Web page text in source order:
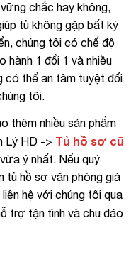
chắc hay không,
tủ không gặp bất kỳ
chúng tôi có chế độ
hành 1 đổi 1 và nhiều
có thể an tâm tuyệt đối
tôi.
thêm nhiều sản phẩm
Lý HD -> Tủ hồ sơ cũ
ý nhất. Nếu quý
tủ hồ sơ văn phòng giá
hệ với chúng tôi qua
trợ tận tình và chu đáo